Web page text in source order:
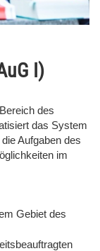
I)
des
das System
Aufgaben des
im
Gebiet des